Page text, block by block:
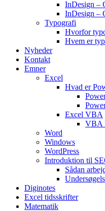
InDesign –
InDesign –
Typografi
Hvorfor
Hvem er
Nyheder
Kontakt
Emner
Excel
Hvad er
Excel VBA
VBA
Word
Windows
WordPress
Introduktion til
Sådan
Diginotes
Excel tidsskrifter
Matematik